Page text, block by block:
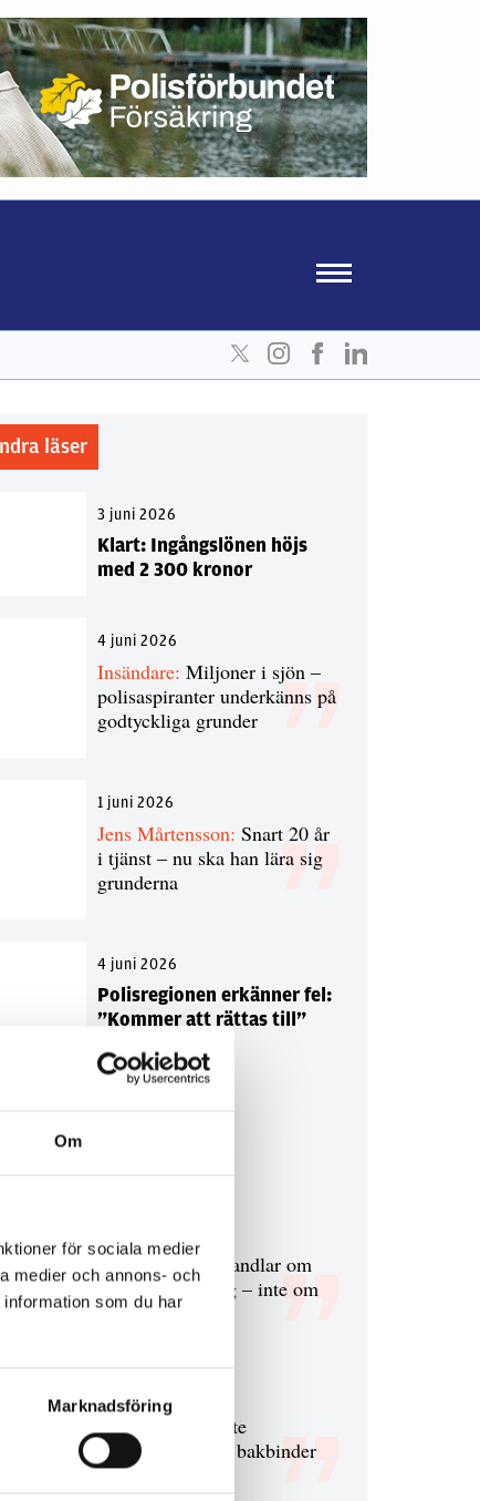
Om
för sociala medier
medier och annons- och
som du har
Marknadsföring
läser
3 juni 2026
Klart: Ingångslönen höjs
med 2 300 kronor
4 juni 2026
Insändare: Miljoner i sjön –
polisaspiranter underkänns på
godtyckliga grunder
1 juni 2026
Jens Mårtensson: Snart 20 år
i tjänst – nu ska han lära sig
grunderna
4 juni 2026
Polisregionen erkänner fel:
”Kommer att rättas till”
Slutreplik:Det handlar om
kunskapsstyrning – inte om
forskarnas motiv
8 juli 2026
Replik:
Det är inte
evidenskrav som bakbinder
polisen